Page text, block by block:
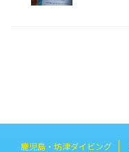
鹿児島・坊津ダイビング